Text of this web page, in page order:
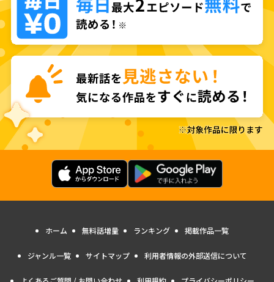
ホーム 無料話増量 ランキング 掲載作品一覧
ジャンル一覧 サイトマップ 利用者情報の外部送信について